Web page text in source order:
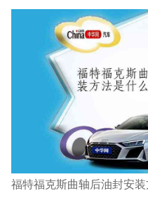
福特福克斯曲轴后油封安